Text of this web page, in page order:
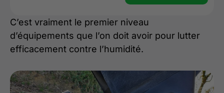
C’est vraiment le premier niveau
d’équipements que l’on doit avoir pour lutter
efficacement contre l’humidité.